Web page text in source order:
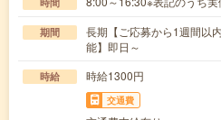
期間
長期【ご応募から1週間以
能】即日～
時給 時給1300円
交通費